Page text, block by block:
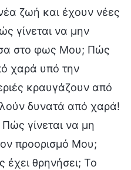
ζωή και έχουν νέες
γίνεται να μην
στο φως Μου; Πώς
χαρά υπό την
κραυγάζουν από
δυνατά από χαρά!
γίνεται να μη
προορισμό Μου;
έχει θρηνήσει; Το